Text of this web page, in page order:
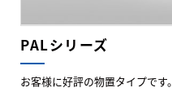
PALシリーズ
お客様に好評の物置タイプです。